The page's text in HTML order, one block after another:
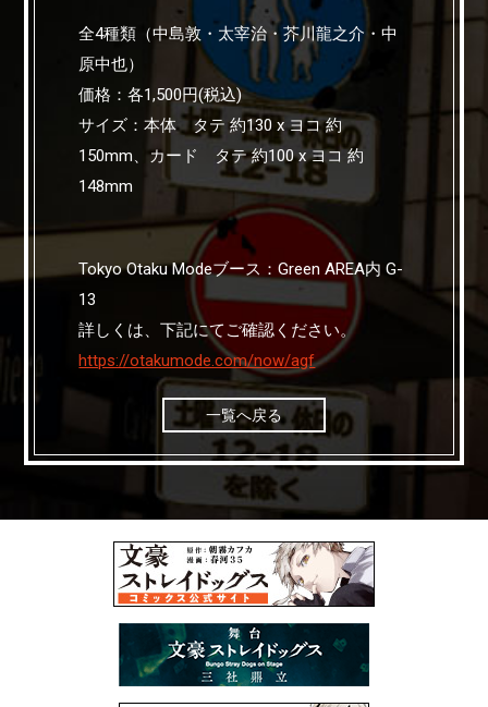
全4種類（中島敦・太宰治・芥川龍之介・中
原中也）
価格：各1,500円(税込)
サイズ：本体 タテ 約130 x ヨコ 約
150mm、カード タテ 約100 x ヨコ 約
148mm
Tokyo Otaku Modeブース：Green AREA内 G-
13
詳しくは、下記にてご確認ください。
https://otakumode.com/now/agf
一覧へ戻る